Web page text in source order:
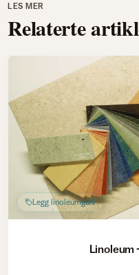
LES MER
Relaterte
Legg linoleumgulv
Linoleum